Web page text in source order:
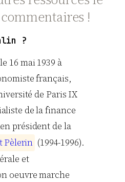
!
?
16 mai 1939 à
français,
de Paris IX
de la finance
président de la
Pèlerin (1994-1996).
et
oeuvre marche